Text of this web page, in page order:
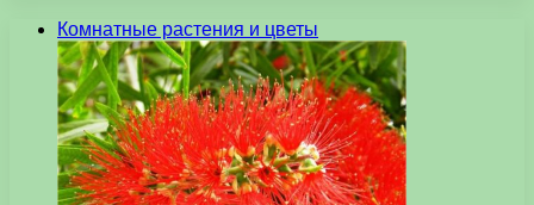
Комнатные растения и цветы